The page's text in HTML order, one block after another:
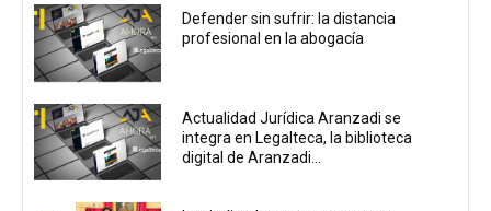
Defender sin sufrir: la distancia
profesional en la abogacía
Actualidad Jurídica Aranzadi se
integra en Legalteca, la biblioteca
digital de Aranzadi...